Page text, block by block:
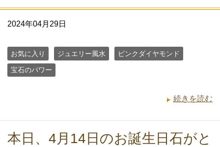
2024年04月29日
お気に入り ジュエリー風水 ピンクダイヤモンド
宝石のパワー
続きを読む
本日、4月14日のお誕生日石がと